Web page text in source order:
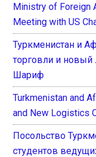
Ministry of Foreign
Meeting with US
Туркменистан и
торговли и новый
Шариф
Turkmenistan and
and New Logistics
Посольство
студентов